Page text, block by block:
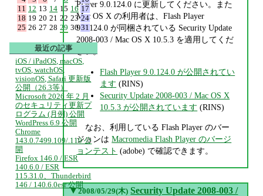
Player 9.0.124.0 に更新してください。また
Mac OS X の利用者は、Flash Player
9.0.124.0 が同梱されている Security Update
2008-003 / Mac OS X 10.5.3 を適用してくだ
さい。
Flash Player 9.0.124.0 が公開されてい
ます (RINS)
Security Update 2008-003 / Mac OS X
10.5.3 が公開されています (RINS)
なお、利用している Flash Player のバー
ジョンはMacromedia Flash Player のバージ
ョンテスト (adobe) で確認できます。
▼2008/05/29(木) Security Update 2008-003 /
11 12 13 14 15 16 17
18 19 20 21 22 23 24
25 26 27 28 29 30 31
最近の記事
iOS / iPadOS, macOS,
tvOS, watchOS,
visionOS, Safari 更新版
公開（26.3等）
Microsoft 2026 年 2 月
のセキュリティ更新プ
ログラム (月例) 公開
WordPress 6.9 公開
Chrome
143.0.7499.109/.110 公
開
Firefox 146.0 / ESR
140.6.0 / ESR
115.31.0、Thunderbird
146 / 140.6.0esr 公開